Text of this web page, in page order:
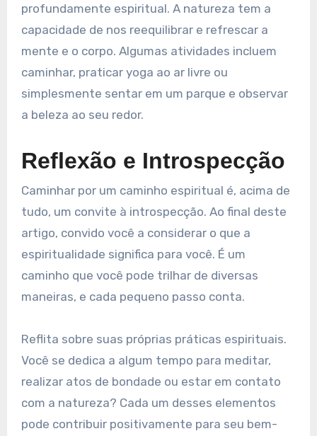
profundamente espiritual. A natureza tem a
capacidade de nos reequilibrar e refrescar a
mente e o corpo. Algumas atividades incluem
caminhar, praticar yoga ao ar livre ou
simplesmente sentar em um parque e observar
a beleza ao seu redor.
Reflexão e Introspecção
Caminhar por um caminho espiritual é, acima de
tudo, um convite à introspecção. Ao final deste
artigo, convido você a considerar o que a
espiritualidade significa para você. É um
caminho que você pode trilhar de diversas
maneiras, e cada pequeno passo conta.
Reflita sobre suas próprias práticas espirituais.
Você se dedica a algum tempo para meditar,
realizar atos de bondade ou estar em contato
com a natureza? Cada um desses elementos
pode contribuir positivamente para seu bem-